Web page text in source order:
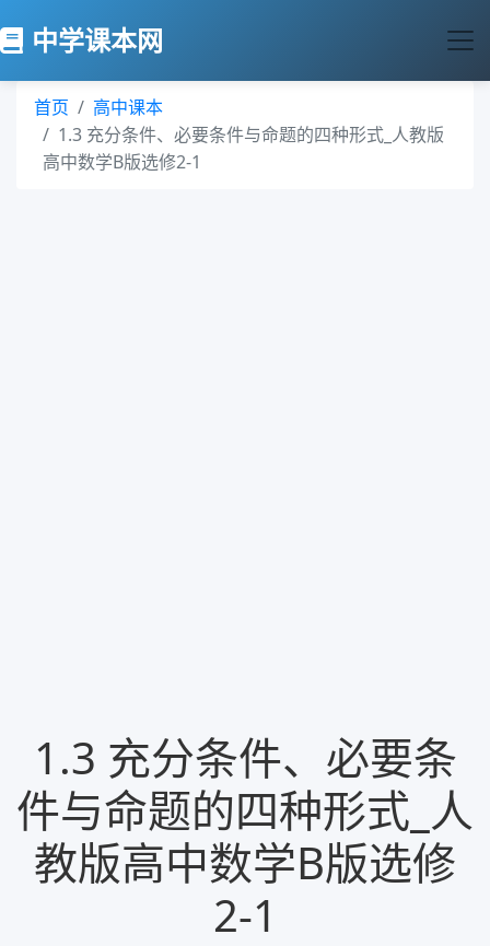
中学课本网
首页
高中课本
1.3 充分条件、必要条件与命题的四种形式_人教版
高中数学B版选修2-1
1.3 充分条件、必要条
件与命题的四种形式_人
教版高中数学B版选修
2-1